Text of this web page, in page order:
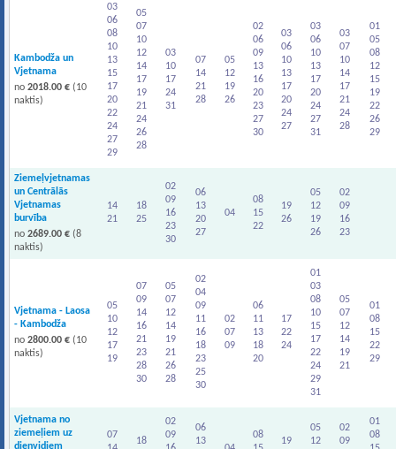
Kambodža un
Vjetnama
no 2018.00 € (10
naktis)
03
06
08
10
13
15
17
20
22
24
27
29
05
07
10
12
14
17
19
21
24
26
28
03
10
17
24
31
07
14
21
28
05
12
19
26
02
06
09
13
16
20
23
27
30
03
06
10
13
17
20
24
27
03
06
10
13
17
20
24
27
31
03
07
10
14
17
21
24
28
01
05
08
12
15
19
22
26
29
Ziemeļvjetnamas
un Centrālās
Vjetnamas
burvība
no 2689.00 € (8
naktis)
14
21
18
25
02
09
16
23
30
06
13
20
27
04
08
15
22
19
26
05
12
19
26
02
09
16
23
Vjetnama - Laosa
- Kambodža
no 2800.00 € (10
naktis)
05
10
12
17
19
07
09
14
16
21
23
28
30
05
07
12
14
19
21
26
28
02
04
09
11
16
18
23
25
30
02
07
09
06
11
13
18
20
17
22
24
01
03
08
10
15
17
22
24
29
31
05
07
12
14
19
21
01
08
15
22
29
Vjetnama no
ziemeļiem uz
dienvidiem
07
18
02
09
06
13
08
19
05
12
02
09
01
08